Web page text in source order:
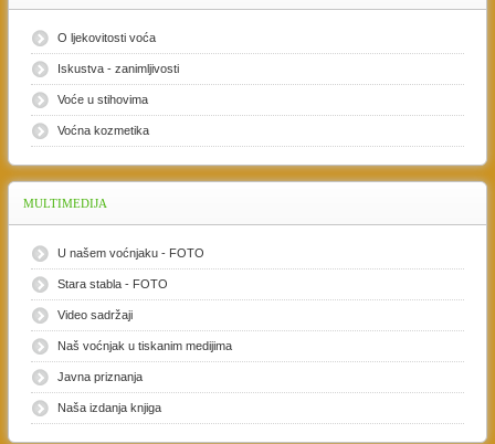
O ljekovitosti voća
Iskustva - zanimljivosti
Voće u stihovima
Voćna kozmetika
MULTIMEDIJA
U našem voćnjaku - FOTO
Stara stabla - FOTO
Video sadržaji
Naš voćnjak u tiskanim medijima
Javna priznanja
Naša izdanja knjiga